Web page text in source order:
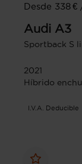
Desde 338 €
Audi A3
Sportback S
2021
Híbrido
I.V.A. Deducible